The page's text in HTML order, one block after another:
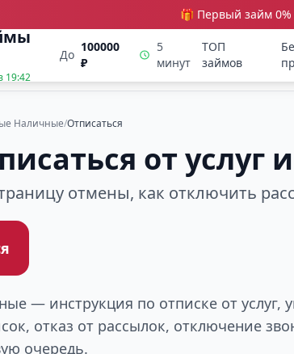
🎁 Первый займ 0%
19:42
До
100000
₽
5
минут
ТОП
займов
Наличные/Отписаться
от
отмены, как отключить
— инструкция по отписке от
отказ от рассылок, отключение
очередь.